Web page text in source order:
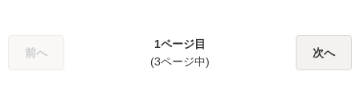
務、交通事故、相続・遺言・
後見、離婚問題、刑事事件な
前へ
1ページ目
(3ページ中)
次へ